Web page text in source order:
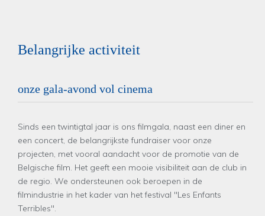
Belangrijke activiteit
onze gala-avond vol cinema
Sinds een twintigtal jaar is ons filmgala, naast een diner en
een concert, de belangrijkste fundraiser voor onze
projecten, met vooral aandacht voor de promotie van de
Belgische film. Het geeft een mooie visibiliteit aan de club in
de regio. We ondersteunen ook beroepen in de
filmindustrie in het kader van het festival "Les Enfants
Terribles".